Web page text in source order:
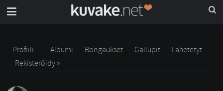
Profiili Albumi Bongaukset Gallupit
Lähetetyt
Rekisteröidy »